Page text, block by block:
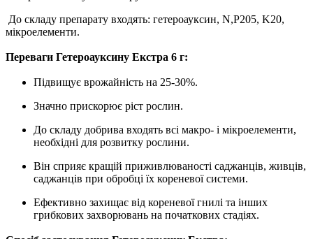
До складу препарату входять: гетероауксин, N,P205, K20,
мікроелементи.
Переваги Гетероауксину Екстра 6 г:
Підвищує врожайність на 25-30%.
Значно прискорює ріст рослин.
До складу добрива входять всі макро- і мікроелементи,
необхідні для розвитку рослини.
Він сприяє кращій приживлюваності саджанців, живців,
саджанців при обробці їх кореневої системи.
Ефективно захищає від кореневої гнилі та інших
грибкових захворювань на початкових стадіях.